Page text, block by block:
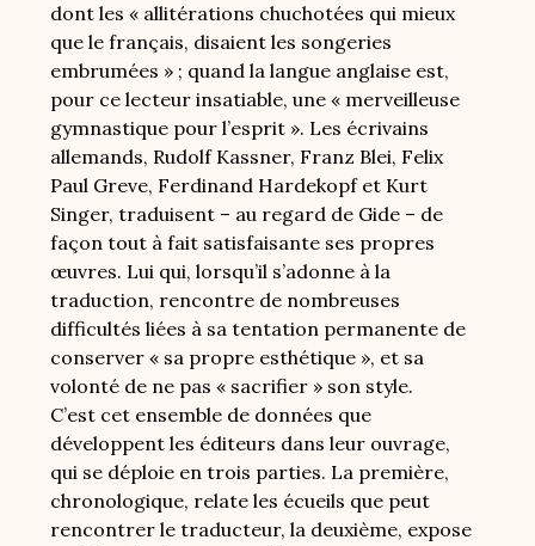
dont les « allitérations chuchotées qui mieux
que le français, disaient les songeries
embrumées » ; quand la langue anglaise est,
pour ce lecteur insatiable, une « merveilleuse
gymnastique pour l’esprit ». Les écrivains
allemands, Rudolf Kassner, Franz Blei, Felix
Paul Greve, Ferdinand Hardekopf et Kurt
Singer, traduisent – au regard de Gide – de
façon tout à fait satisfaisante ses propres
œuvres. Lui qui, lorsqu’il s’adonne à la
traduction, rencontre de nombreuses
difficultés liées à sa tentation permanente de
conserver « sa propre esthétique », et sa
volonté de ne pas « sacrifier » son style.
C’est cet ensemble de données que
développent les éditeurs dans leur ouvrage,
qui se déploie en trois parties. La première,
chronologique, relate les écueils que peut
rencontrer le traducteur, la deuxième, expose